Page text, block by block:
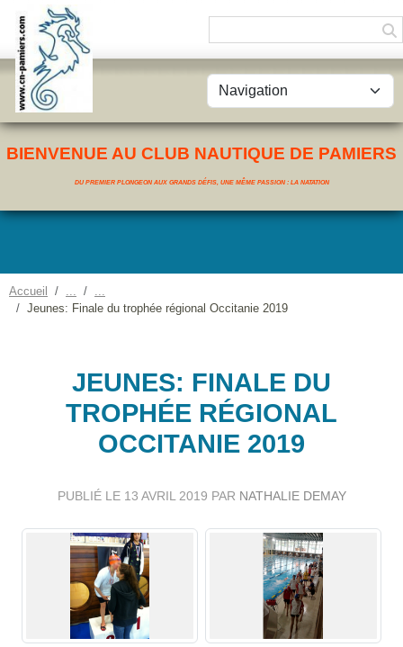
BIENVENUE AU CLUB NAUTIQUE DE PAMIERS
DU PREMIER PLONGEON AUX GRANDS DÉFIS, UNE MÊME PASSION : LA NATATION
Accueil
Jeunes: Finale du trophée régional Occitanie 2019
JEUNES: FINALE DU
TROPHÉE RÉGIONAL
OCCITANIE 2019
PUBLIÉ LE 13 AVRIL 2019 PAR NATHALIE DEMAY
Panneau de gestion des cookies